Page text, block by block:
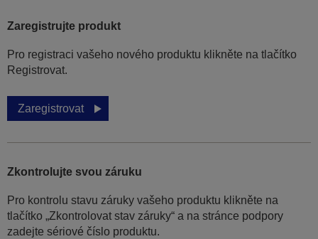
Zaregistrujte produkt
Pro registraci vašeho nového produktu klikněte na tlačítko
Registrovat.
Zaregistrovat
Zkontrolujte svou záruku
Pro kontrolu stavu záruky vašeho produktu klikněte na
tlačítko „Zkontrolovat stav záruky“ a na stránce podpory
zadejte sériové číslo produktu.